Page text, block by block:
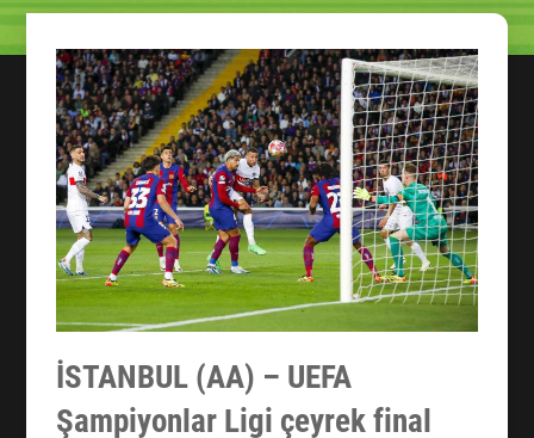
İSTANBUL (AA) – UEFA
Şampiyonlar Ligi çeyrek final